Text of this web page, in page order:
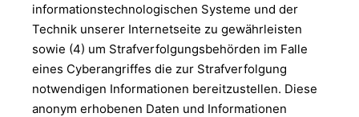
informationstechnologischen Systeme und der
Technik unserer Internetseite zu gewährleisten
sowie (4) um Strafverfolgungsbehörden im Falle
eines Cyberangriffes die zur Strafverfolgung
notwendigen Informationen bereitzustellen. Diese
anonym erhobenen Daten und Informationen